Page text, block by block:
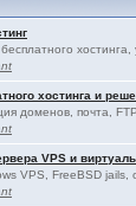
бесплатного
хостинга и
доменов, почта,
VPS и
VPS, FreeBSD jails,